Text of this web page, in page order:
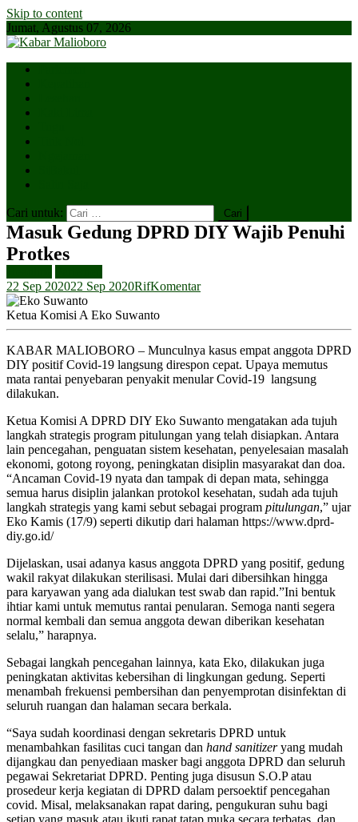
Skip to content
Jumat, Agustus 07, 2026
Cari untuk:
Masuk Gedung DPRD DIY Wajib Penuhi
Protkes
22 Sep 202022 Sep 2020RifKomentar
Ketua Komisi A Eko Suwanto
KABAR MALIOBORO – Munculnya kasus empat anggota DPRD
DIY positif Covid-19 langsung direspon cepat. Upaya memutus
mata rantai penyebaran penyakit menular Covid-19 langsung
dilakukan.
Ketua Komisi A DPRD DIY Eko Suwanto mengatakan ada tujuh
langkah strategis program pitulungan yang telah disiapkan. Antara
lain pencegahan, penguatan sistem kesehatan, penyelesaian masalah
ekonomi, gotong royong, peningkatan disiplin masyarakat dan doa.
“Ancaman Covid-19 nyata dan tampak di depan mata, sehingga
semua harus disiplin jalankan protokol kesehatan, sudah ada tujuh
langkah strategis yang kami sebut sebagai program pitulungan,” ujar
Eko Kamis (17/9) seperti dikutip dari halaman https://www.dprd-
diy.go.id/
Dijelaskan, usai adanya kasus anggota DPRD yang positif, gedung
wakil rakyat dilakukan sterilisasi. Mulai dari dibersihkan hingga
para karyawan yang ada dialukan test swab dan rapid.”Ini bentuk
ihtiar kami untuk memutus rantai penularan. Semoga nanti segera
normal kembali dan semua anggota dewan diberikan kesehatan
selalu,” harapnya.
Sebagai langkah pencegahan lainnya, kata Eko, dilakukan juga
peningkatan aktivitas kebersihan di lingkungan gedung. Seperti
menambah frekuensi pembersihan dan penyemprotan disinfektan di
seluruh ruangan dan halaman secara berkala.
“Saya sudah koordinasi dengan sekretaris DPRD untuk
menambahkan fasilitas cuci tangan dan hand sanitizeryang mudah
dijangkau dan penyediaan masker bagi anggota DPRD dan seluruh
pegawai Sekretariat DPRD. Penting juga disusun S.O.P atau
prosedeur kerja kegiatan di DPRD dalam persoektif pencegahan
covid. Misal, melaksanakan rapat daring, pengukuran suhu bagi
setiap yang masuk atau ikuti rapat tatap muka secara terbatas, dan